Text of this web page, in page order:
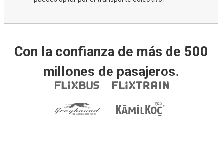
Con la confianza de más de 500
millones de pasajeros.